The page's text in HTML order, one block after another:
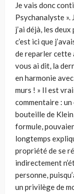
Je vais donc
Psychanalyste ».
j’ai déjà, les
c’est ici que
de reparler cette
vous ai dit, la
en harmonie
murs ! » Il est
commentaire :
bouteille de
formule,
longtemps
propriété de se
indirectement
personne,
un privilège de